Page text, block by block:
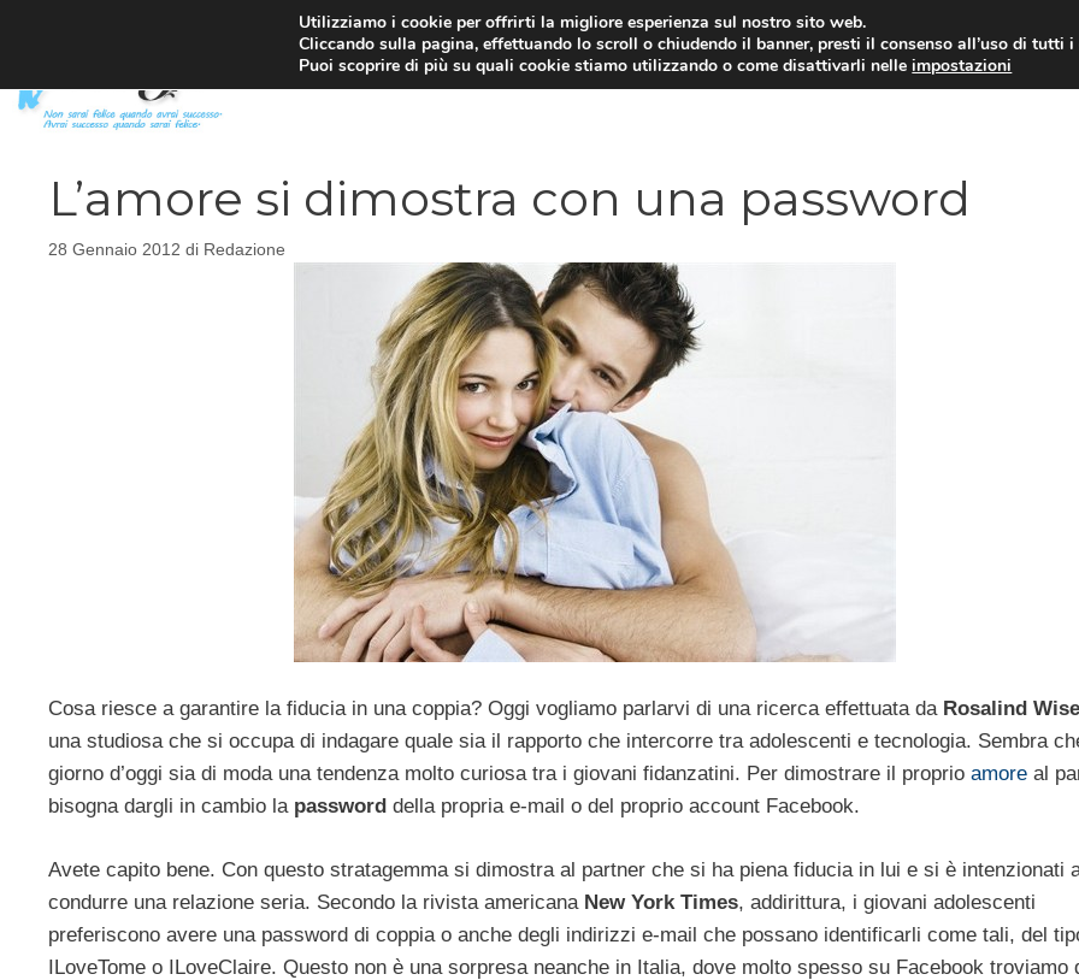
DIPENDENZE RELAZIONI INTERPERSONALI
L’amore si dimostra con una password
28 Gennaio 2012 di Redazione
Cosa riesce a garantire la fiducia in una coppia? Oggi vogliamo parlarvi di una ricerca effettuata da Rosalind
una studiosa che si occupa di indagare quale sia il rapporto che intercorre tra adolescenti e tecnologia. Sembra
giorno d’oggi sia di moda una tendenza molto curiosa tra i giovani fidanzatini. Per dimostrare il proprio amore al
bisogna dargli in cambio la password della propria e-mail o del proprio account Facebook.
Avete capito bene. Con questo stratagemma si dimostra al partner che si ha piena fiducia in lui e si è intenzionati
condurre una relazione seria. Secondo la rivista americana New York Times, addirittura, i giovani adolescenti
preferiscono avere una password di coppia o anche degli indirizzi e-mail che possano identificarli come tali, del
ILoveTome o ILoveClaire. Questo non è una sorpresa neanche in Italia, dove molto spesso su Facebook troviamo
Utilizziamo i cookie per offrirti la migliore esperienza sul nostro sito web.
Cliccando sulla pagina, effettuando lo scroll o chiudendo il banner, presti il consenso all’uso di tutti i
Puoi scoprire di più su quali cookie stiamo utilizzando o come disattivarli nelleimpostazioni